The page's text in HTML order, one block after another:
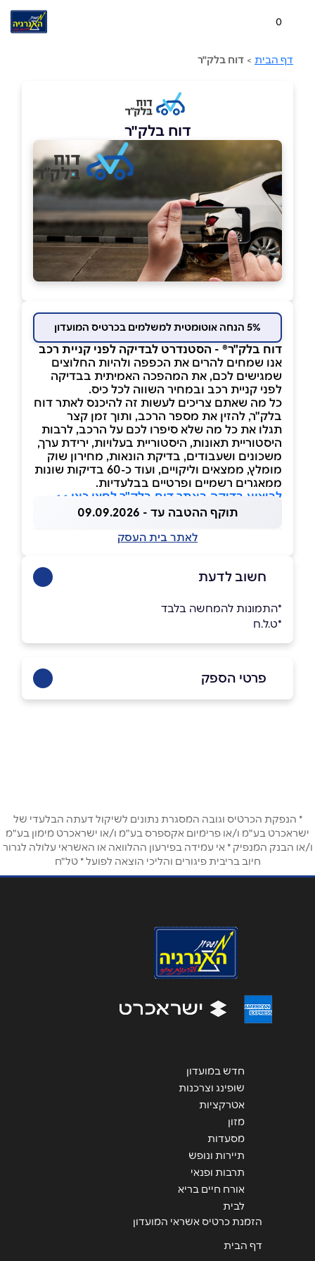
0
דף הבית > דוח בלק"ר
דוח בלק"ר
5% הנחה אוטומטית למשלמים בכרטיס המועדון
דוח בלק"ר® - הסטנדרט לבדיקה לפני קניית רכב
אנו שמחים להרים את הכפפה ולהיות החלוצים
שמגישים לכם, את המהפכה האמיתית בבדיקה
לפני קניית רכב ובמחיר השווה לכל כיס.
כל מה שאתם צריכים לעשות זה להיכנס לאתר דוח
בלק"ר, להזין את מספר הרכב, ותוך זמן קצר
תגלו את כל מה שלא סיפרו לכם על הרכב, לרבות
היסטוריית תאונות, היסטוריית בעלויות, ירידת ערך,
משכונים ושעבודים, בדיקת הונאות, מחירון שוק
מומלץ, ממצאים וליקויים, ועוד כ-60 בדיקות שונות
ממאגרים רשמיים ופרטיים בבלעדיות.
לביצוע בדיקה באתר דוח בלק"ר לחצו כאן >>
תוקף ההטבה עד - 09.09.2026
לאתר בית העסק
חשוב לדעת
*התמונות להמחשה בלבד
*ט.ל.ח
פרטי הספק
טלפון*
אנא חזרו אלי בקשר ל...
הודעה
* הנפקת הכרטיס וגובה המסגרת נתונים לשיקול דעתה הבלעדי של
ישראכרט בע"מ ו/או פרימיום אקספרס בע"מ ו/או ישראכרט מימון בע"מ
ו/או הבנק המנפיק * אי עמידה בפירעון ההלוואה או האשראי עלולה לגרור
חיוב בריבית פיגורים והליכי הוצאה לפועל * טל"ח
חדש במועדון
שופינג וצרכנות
אטרקציות
מזון
מסעדות
תיירות ונופש
תרבות ופנאי
אורח חיים בריא
לבית
הזמנת כרטיס אשראי המועדון
דף הבית